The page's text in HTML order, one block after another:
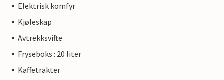
Elektrisk komfyr
Kjøleskap
Avtrekksvifte
Fryseboks : 20 liter
Kaffetrakter